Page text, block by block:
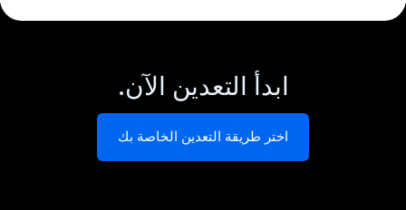
ابدأ التعدين الآن.
اختر طريقة التعدين الخاصة بك